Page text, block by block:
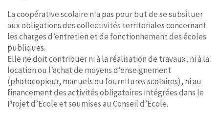
La coopérative scolaire n'a pas pour but de se subsituer
aux obligations des collectivités territoriales concernant
les charges d’entretien et de fonctionnement des écoles
publiques.
Elle ne doit contribuer ni à la réalisation de travaux, ni à la
location ou l’achat de moyens d’enseignement
(photocopieur, manuels ou fournitures scolaires), ni au
financement des activités obligatoires intégrées dans le
Projet d’Ecole et soumises au Conseil d’Ecole.